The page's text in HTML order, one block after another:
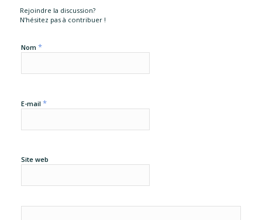
Rejoindre la discussion?
N’hésitez pas à contribuer !
Nom *
E-mail *
Site web